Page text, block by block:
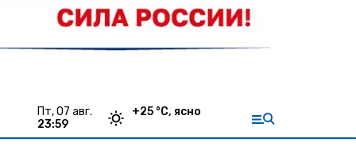
пт, 07 авг.
23:59
+25 °С, ясно